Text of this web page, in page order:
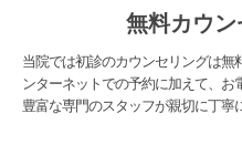
無料カウ
当院では初診のカウンセリングは無
ンターネットでの予約に加えて、
豊富な専門のスタッフが親切に丁寧